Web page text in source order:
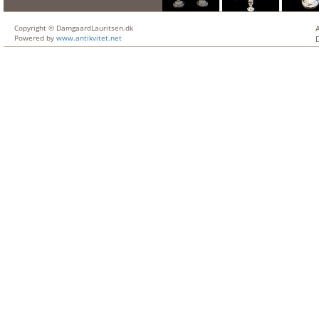
Copyright © DamgaardLauritsen.dk
Powered by www.antikvitet.net